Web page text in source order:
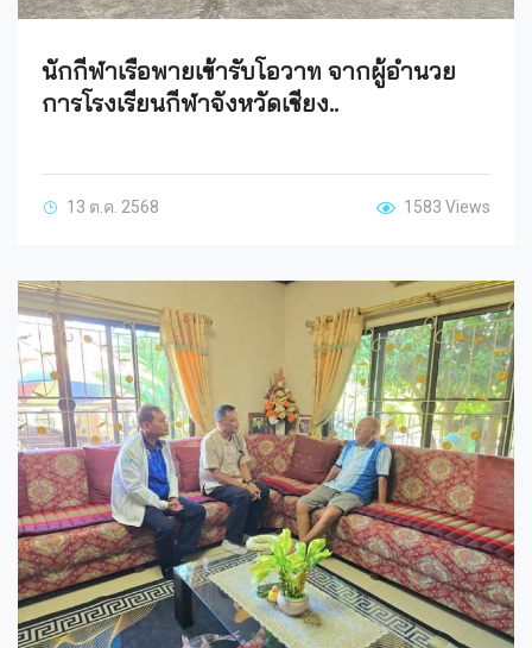
นักกีฬาเรือพายเข้ารับโอวาท จากผู้อำนวย
การโรงเรียนกีฬาจังหวัดเชียง..
13 ต.ค. 2568 1583 Views